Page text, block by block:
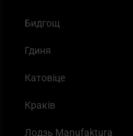
Бидгощ
Гдиня
Катовіце
Краків
Лодзь Manufaktura